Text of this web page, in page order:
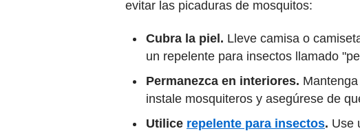
evitar las picaduras de mosquitos:
Cubra la piel. Lleve camisa o
un repelente para insectos llamado
Permanezca en interiores.
instale mosquiteros y asegúrese de
Utilice repelente para insectos. Use